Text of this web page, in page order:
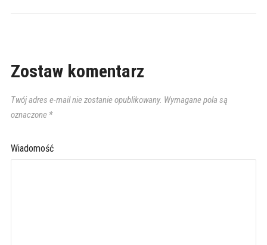
Zostaw komentarz
Twój adres e-mail nie zostanie opublikowany. Wymagane pola są
oznaczone *
Wiadomość